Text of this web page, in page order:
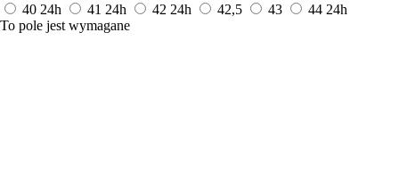
40 24h 41 24h 42 24h 42,5 43 44 24h
To pole jest wymagane